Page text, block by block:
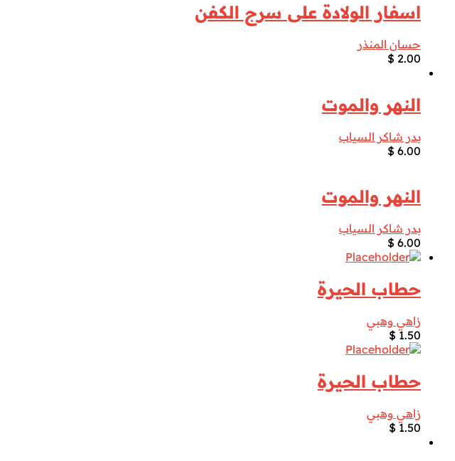
اسفار الولادة على سرج الكفن
حسان المنذر
$ 2.00
النهر والموت
بدر شاكر السياب
$ 6.00
النهر والموت
بدر شاكر السياب
$ 6.00
حطاب الحيرة
زاهي وهبي
$ 1.50
حطاب الحيرة
زاهي وهبي
$ 1.50